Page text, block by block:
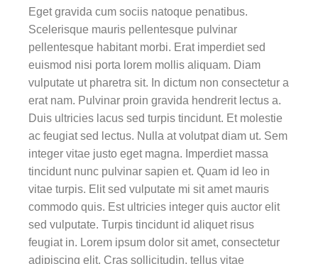
Eget gravida cum sociis natoque penatibus.
Scelerisque mauris pellentesque pulvinar
pellentesque habitant morbi. Erat imperdiet sed
euismod nisi porta lorem mollis aliquam. Diam
vulputate ut pharetra sit. In dictum non consectetur a
erat nam. Pulvinar proin gravida hendrerit lectus a.
Duis ultricies lacus sed turpis tincidunt. Et molestie
ac feugiat sed lectus. Nulla at volutpat diam ut. Sem
integer vitae justo eget magna. Imperdiet massa
tincidunt nunc pulvinar sapien et. Quam id leo in
vitae turpis. Elit sed vulputate mi sit amet mauris
commodo quis. Est ultricies integer quis auctor elit
sed vulputate. Turpis tincidunt id aliquet risus
feugiat in. Lorem ipsum dolor sit amet, consectetur
adipiscing elit. Cras sollicitudin, tellus vitae